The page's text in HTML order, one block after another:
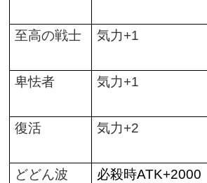
至高の戦士 気力+1
卑怯者 気力+1
復活 気力+2
どどん波 必殺時ATK+2000